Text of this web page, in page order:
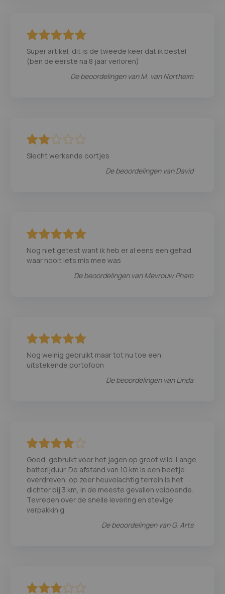
Super artikel, dit is de tweede keer dat ik bestel
(ben de eerste na 8 jaar verloren)
De beoordelingen vanM. van Northeim
Slecht werkende oortjes
De beoordelingen vanDavid
Nog niet getest want ik heb er al eens een gehad
waar nooit iets mis mee was
De beoordelingen vanMevrouw Pham
Nog weinig gebruikt maar tot nu toe een
uitstekende portofoon
De beoordelingen vanLinda
Goed, gebruikt voor het jagen op groot wild. Lange
batterijduur. De afstand van 10 km is een beetje
overdreven, op zeer heuvelachtig terrein is het
dichter bij 3 km, in de meeste gevallen voldoende.
Tevreden over de snelle levering en stevige
verpakkin g
De beoordelingen vanG. Arts